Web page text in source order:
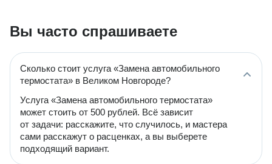
Вы часто спрашиваете
Сколько стоит услуга «Замена автомобильного
термостата» в Великом Новгороде?
Услуга «Замена автомобильного термостата»
может стоить от 500 рублей. Всё зависит
от задачи: расскажите, что случилось, и мастера
сами расскажут о расценках, а вы выберете
подходящий вариант.